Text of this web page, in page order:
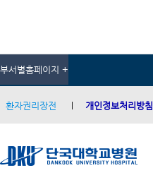
부서별홈페이지 +
환자권리장전 개인정보처리방침